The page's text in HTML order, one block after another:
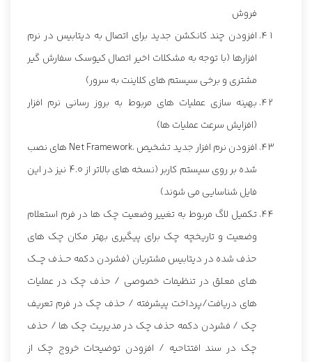
فروش
افزودن چند کانکشن جدید برای اتصال به دیتابیس در نرم
افزارها (با توجه به مشکلات اخیر اتصال کیوسک سفارش گیر
مشتری و برخی سیستم های کلاینت به سرور)
بهینه سازی عملیات های مربوط به بروز رسانی نرم افزار
(افزایش سرعت عملیات ها)
افزودن نرم افزار جدید تشخیص .Net Framework های نصب
شده بر روی سیستم کاربر (نسخه های بالاتر از 4.0 نیز در این
فایل شناسایی می شوند)
تکمیل لاگ مربوط به تغییر وضعیت چک ها در فرم استعلام
وضعیت و تاریخچه چک برای پیگیری بهتر مکان چک های
حذف شده در دیتابیس مشتریان (فشردن دکمه حــذف چــک
هـای معـلق در تنظیمات خصوصی / حذف چک در عملیات
های دریافت/پرداخت پیشرفته / حذف چک در فرم تعریف
چک / فشردن دکمه حذف چک در مدیریت چک ها / حذف
چک در سند افتتاحیه / افزودن توضیحات خروج چک از